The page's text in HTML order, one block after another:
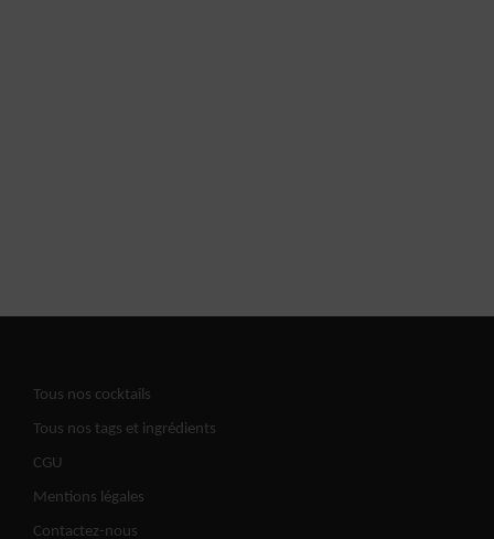
Tous nos cocktails
Tous nos tags et ingrédients
CGU
Mentions légales
Contactez-nous